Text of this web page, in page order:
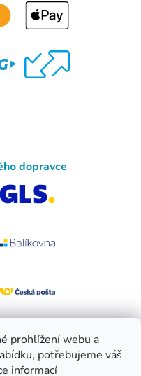
prohlížení webu a
potřebujeme váš
informací
dopravce